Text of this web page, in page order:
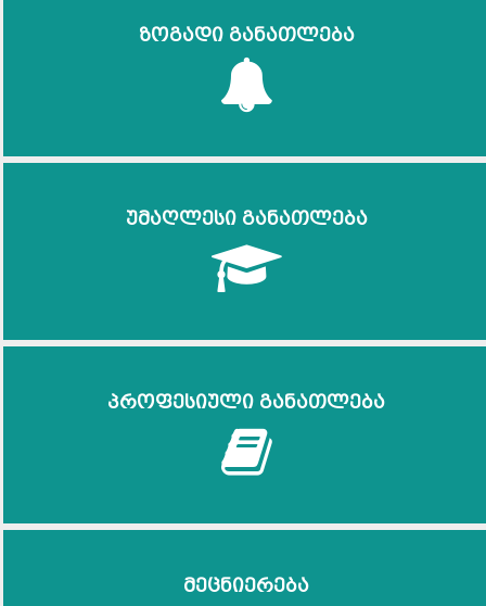
ზოგადი განათლება
უმაღლესი განათლება
პროფესიული განათლება
მეცნიერება